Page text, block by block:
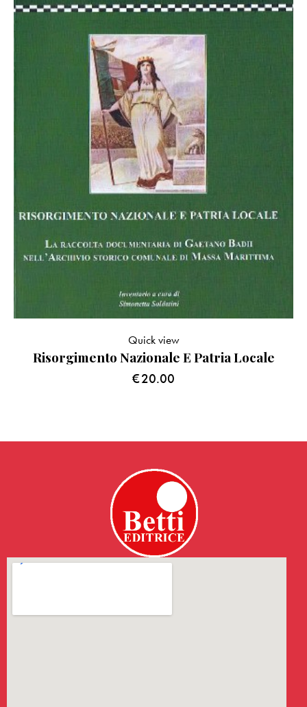
Risorgimento Nazionale E Patria Locale
€20.00
Quick view